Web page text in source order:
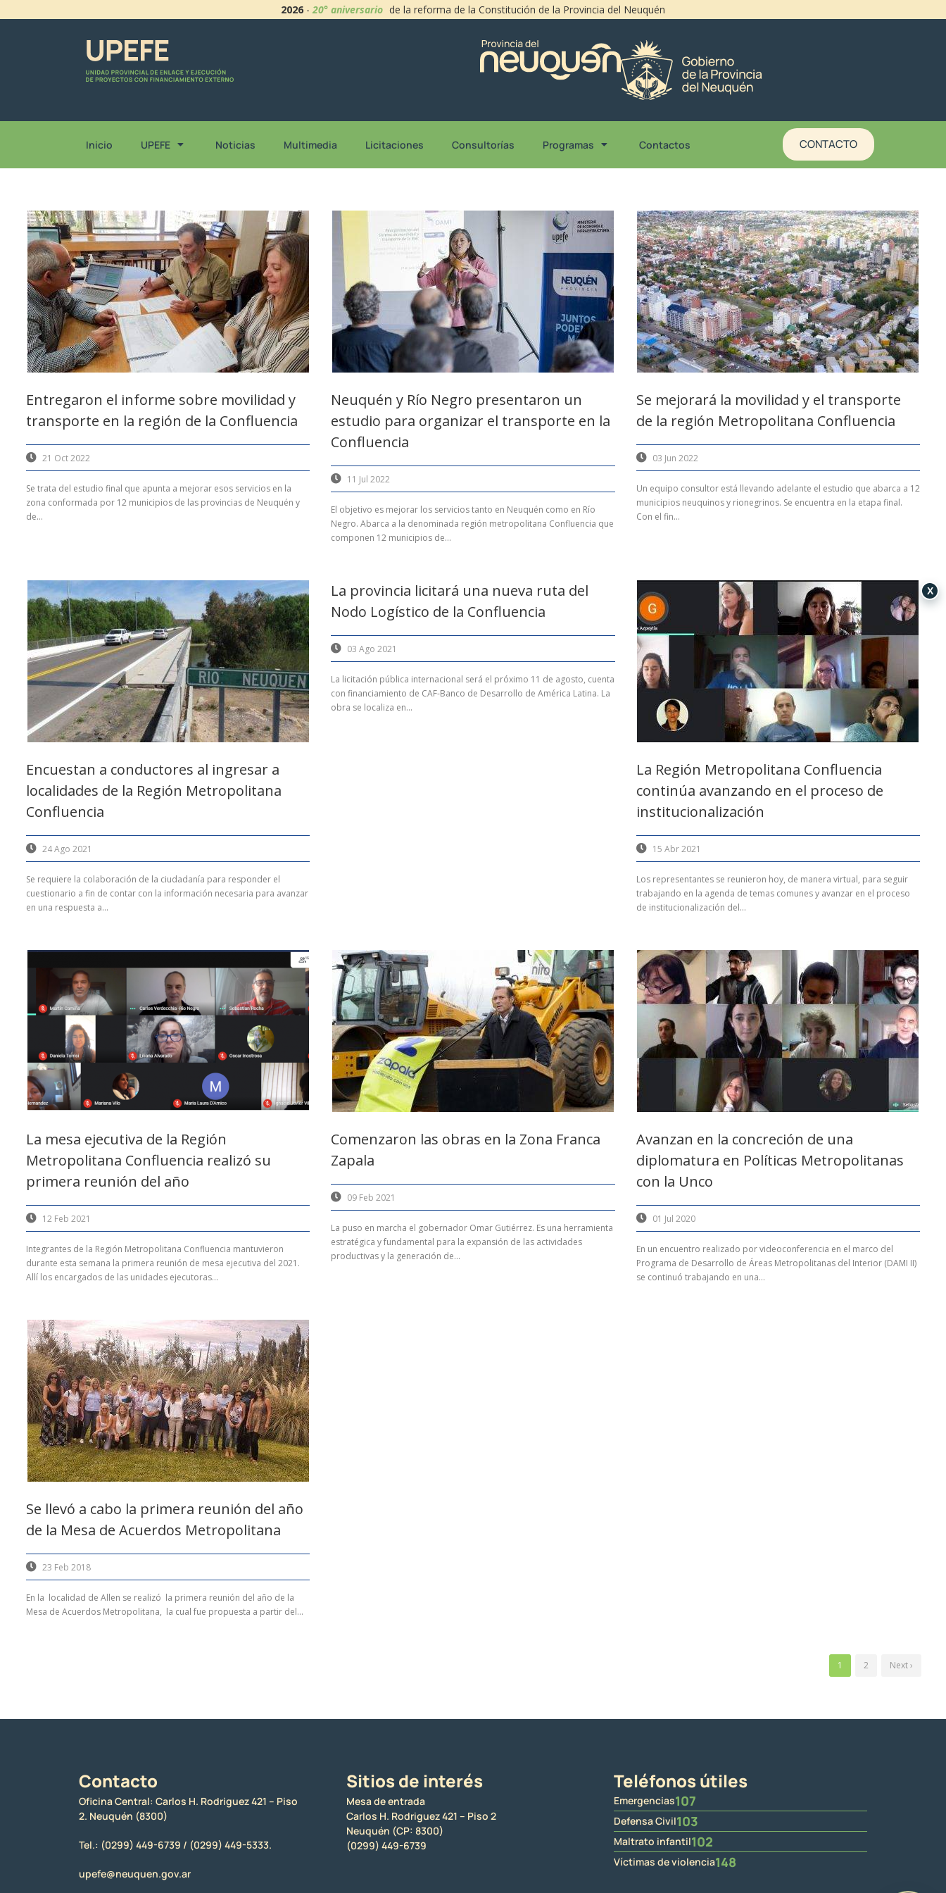
2026 -20° aniversario de la reforma de la Constitución de la Provincia del Neuquén
Inicio UPEFE Noticias Multimedia Licitaciones Consultorías Programas Contactos CONTACTO
Entregaron el informe sobre movilidad y
transporte en la región de la Confluencia
21 Oct 2022
Se trata del estudio final que apunta a mejorar esos servicios en la
zona conformada por 12 municipios de las provincias de Neuquén y
de...
Neuquén y Río Negro presentaron un
estudio para organizar el transporte en la
Confluencia
11 Jul 2022
El objetivo es mejorar los servicios tanto en Neuquén como en Río
Negro. Abarca a la denominada región metropolitana Confluencia que
componen 12 municipios de...
Se mejorará la movilidad y el transporte
de la región Metropolitana Confluencia
03 Jun 2022
Un equipo consultor está llevando adelante el estudio que abarca a 12
municipios neuquinos y rionegrinos. Se encuentra en la etapa final.
Con el fin...
Encuestan a conductores al ingresar a
localidades de la Región Metropolitana
Confluencia
24 Ago 2021
Se requiere la colaboración de la ciudadanía para responder el
cuestionario a fin de contar con la información necesaria para avanzar
en una respuesta a...
La provincia licitará una nueva ruta del
Nodo Logístico de la Confluencia
03 Ago 2021
La licitación pública internacional será el próximo 11 de agosto, cuenta
con financiamiento de CAF-Banco de Desarrollo de América Latina. La
obra se localiza en...
La Región Metropolitana Confluencia
continúa avanzando en el proceso de
institucionalización
15 Abr 2021
Los representantes se reunieron hoy, de manera virtual, para seguir
trabajando en la agenda de temas comunes y avanzar en el proceso
de institucionalización del...
La mesa ejecutiva de la Región
Metropolitana Confluencia realizó su
primera reunión del año
12 Feb 2021
Integrantes de la Región Metropolitana Confluencia mantuvieron
durante esta semana la primera reunión de mesa ejecutiva del 2021.
Allí los encargados de las unidades ejecutoras...
Comenzaron las obras en la Zona Franca
Zapala
09 Feb 2021
La puso en marcha el gobernador Omar Gutiérrez. Es una herramienta
estratégica y fundamental para la expansión de las actividades
productivas y la generación de...
Avanzan en la concreción de una
diplomatura en Políticas Metropolitanas
con la Unco
01 Jul 2020
En un encuentro realizado por videoconferencia en el marco del
Programa de Desarrollo de Áreas Metropolitanas del Interior (DAMI II)
se continuó trabajando en una...
Se llevó a cabo la primera reunión del año
de la Mesa de Acuerdos Metropolitana
23 Feb 2018
En la localidad de Allen se realizó la primera reunión del año de la
Mesa de Acuerdos Metropolitana, la cual fue propuesta a partir del...
1 2 Next ›
Contacto
Oficina Central: Carlos H. Rodriguez 421 – Piso
2. Neuquén (8300)
Tel.: (0299) 449-6739 / (0299) 449-5333.
upefe@neuquen.gov.ar
Sitios de interés
Mesa de entrada
Carlos H. Rodriguez 421 – Piso 2
Neuquén (CP: 8300)
(0299) 449-6739
Teléfonos útiles
Emergencias107
Defensa Civil103
Maltrato infantil102
Víctimas de violencia148
X